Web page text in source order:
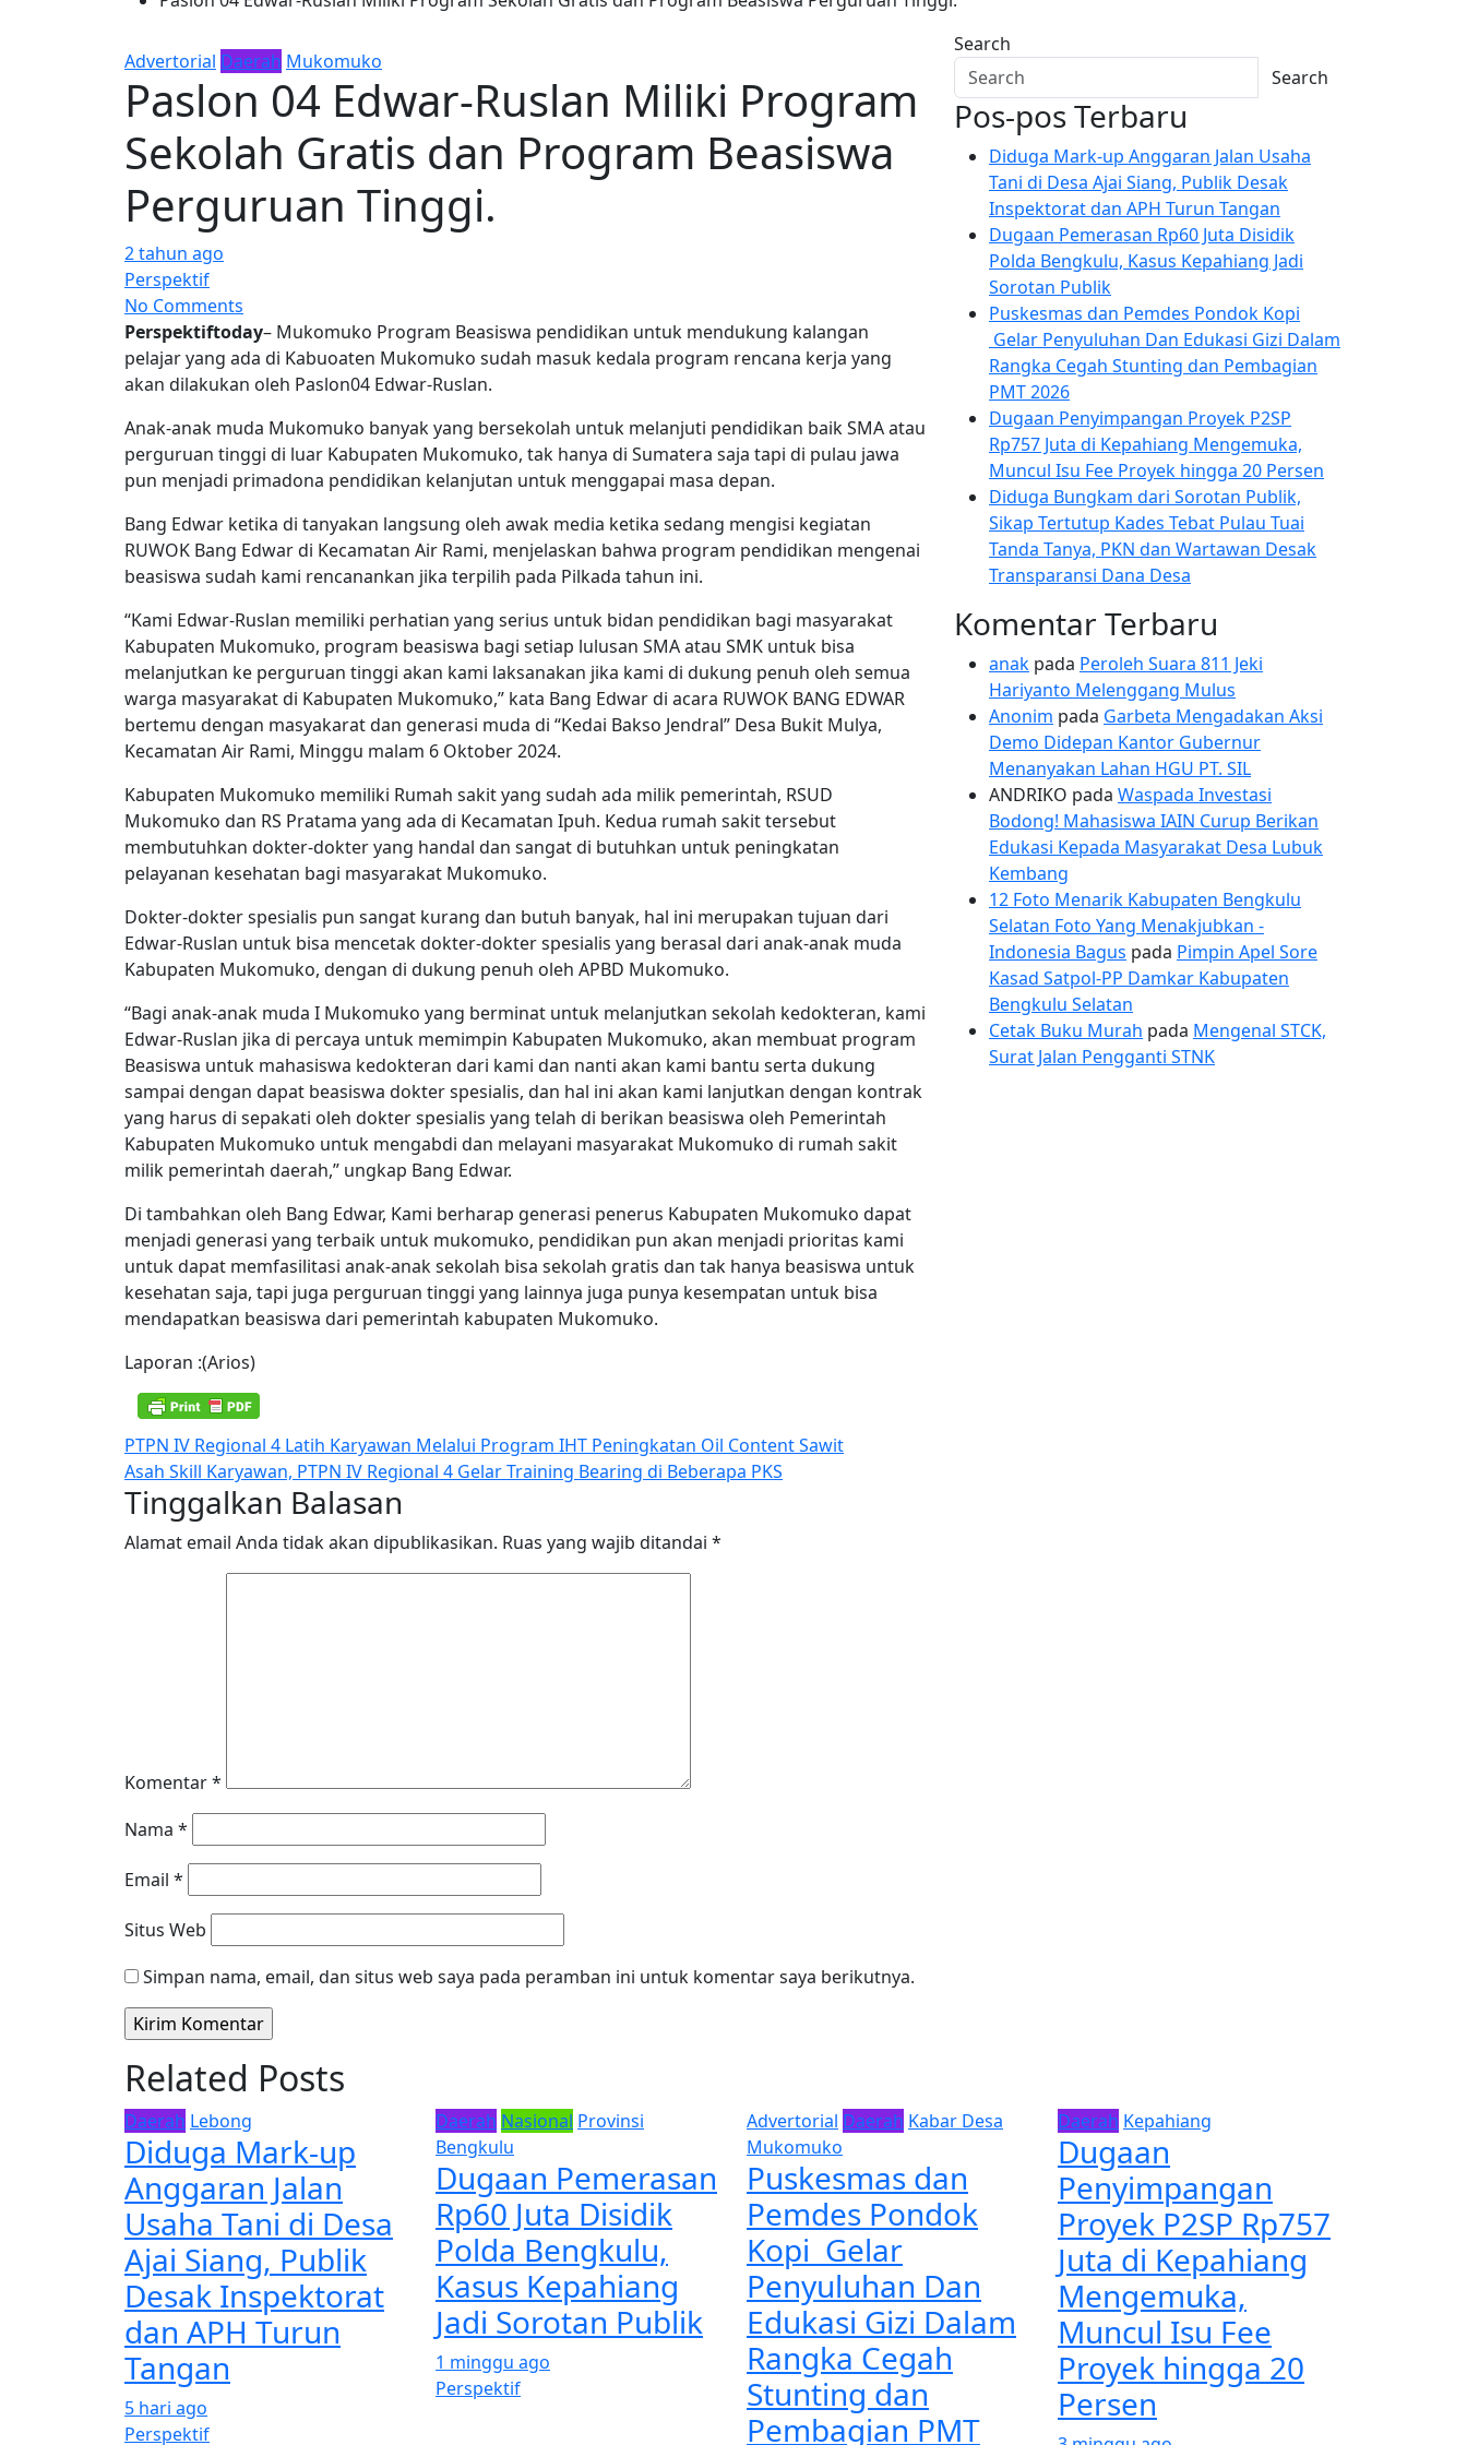
Advertorial Daerah Mukomuko
Paslon 04 Edwar-Ruslan Miliki Program
Sekolah Gratis dan Program Beasiswa
Perguruan Tinggi.
2 tahun ago
Perspektif
No Comments
Perspektiftoday– Mukomuko Program Beasiswa pendidikan untuk mendukung kalangan
pelajar yang ada di Kabuoaten Mukomuko sudah masuk kedala program rencana kerja yang
akan dilakukan oleh Paslon04 Edwar-Ruslan.
Anak-anak muda Mukomuko banyak yang bersekolah untuk melanjuti pendidikan baik SMA atau
perguruan tinggi di luar Kabupaten Mukomuko, tak hanya di Sumatera saja tapi di pulau jawa
pun menjadi primadona pendidikan kelanjutan untuk menggapai masa depan.
Bang Edwar ketika di tanyakan langsung oleh awak media ketika sedang mengisi kegiatan
RUWOK Bang Edwar di Kecamatan Air Rami, menjelaskan bahwa program pendidikan mengenai
beasiswa sudah kami rencanankan jika terpilih pada Pilkada tahun ini.
“Kami Edwar-Ruslan memiliki perhatian yang serius untuk bidan pendidikan bagi masyarakat
Kabupaten Mukomuko, program beasiswa bagi setiap lulusan SMA atau SMK untuk bisa
melanjutkan ke perguruan tinggi akan kami laksanakan jika kami di dukung penuh oleh semua
warga masyarakat di Kabupaten Mukomuko,” kata Bang Edwar di acara RUWOK BANG EDWAR
bertemu dengan masyakarat dan generasi muda di “Kedai Bakso Jendral” Desa Bukit Mulya,
Kecamatan Air Rami, Minggu malam 6 Oktober 2024.
Kabupaten Mukomuko memiliki Rumah sakit yang sudah ada milik pemerintah, RSUD
Mukomuko dan RS Pratama yang ada di Kecamatan Ipuh. Kedua rumah sakit tersebut
membutuhkan dokter-dokter yang handal dan sangat di butuhkan untuk peningkatan
pelayanan kesehatan bagi masyarakat Mukomuko.
Dokter-dokter spesialis pun sangat kurang dan butuh banyak, hal ini merupakan tujuan dari
Edwar-Ruslan untuk bisa mencetak dokter-dokter spesialis yang berasal dari anak-anak muda
Kabupaten Mukomuko, dengan di dukung penuh oleh APBD Mukomuko.
“Bagi anak-anak muda I Mukomuko yang berminat untuk melanjutkan sekolah kedokteran, kami
Edwar-Ruslan jika di percaya untuk memimpin Kabupaten Mukomuko, akan membuat program
Beasiswa untuk mahasiswa kedokteran dari kami dan nanti akan kami bantu serta dukung
sampai dengan dapat beasiswa dokter spesialis, dan hal ini akan kami lanjutkan dengan kontrak
yang harus di sepakati oleh dokter spesialis yang telah di berikan beasiswa oleh Pemerintah
Kabupaten Mukomuko untuk mengabdi dan melayani masyarakat Mukomuko di rumah sakit
milik pemerintah daerah,” ungkap Bang Edwar.
Di tambahkan oleh Bang Edwar, Kami berharap generasi penerus Kabupaten Mukomuko dapat
menjadi generasi yang terbaik untuk mukomuko, pendidikan pun akan menjadi prioritas kami
untuk dapat memfasilitasi anak-anak sekolah bisa sekolah gratis dan tak hanya beasiswa untuk
kesehatan saja, tapi juga perguruan tinggi yang lainnya juga punya kesempatan untuk bisa
mendapatkan beasiswa dari pemerintah kabupaten Mukomuko.
Laporan :(Arios)
Navigasi
pos
PTPN IV Regional 4 Latih Karyawan Melalui Program IHT Peningkatan Oil Content Sawit
Asah Skill Karyawan, PTPN IV Regional 4 Gelar Training Bearing di Beberapa PKS
Tinggalkan Balasan
Alamat email Anda tidak akan dipublikasikan. Ruas yang wajib ditandai *
Komentar*
Nama *
Email *
Situs Web
Simpan nama, email, dan situs web saya pada peramban ini untuk komentar saya berikutnya.
Search
Search
Pos-pos Terbaru
Diduga Mark-up Anggaran Jalan Usaha
Tani di Desa Ajai Siang, Publik Desak
Inspektorat dan APH Turun Tangan
Dugaan Pemerasan Rp60 Juta Disidik
Polda Bengkulu, Kasus Kepahiang Jadi
Sorotan Publik
Puskesmas dan Pemdes Pondok Kopi
Gelar Penyuluhan Dan Edukasi Gizi Dalam
Rangka Cegah Stunting dan Pembagian
PMT 2026
Dugaan Penyimpangan Proyek P2SP
Rp757 Juta di Kepahiang Mengemuka,
Muncul Isu Fee Proyek hingga 20 Persen
Diduga Bungkam dari Sorotan Publik,
Sikap Tertutup Kades Tebat Pulau Tuai
Tanda Tanya, PKN dan Wartawan Desak
Transparansi Dana Desa
Komentar Terbaru
anak pada Peroleh Suara 811 Jeki
Hariyanto Melenggang Mulus
Anonim pada Garbeta Mengadakan Aksi
Demo Didepan Kantor Gubernur
Menanyakan Lahan HGU PT. SIL
ANDRIKO pada Waspada Investasi
Bodong! Mahasiswa IAIN Curup Berikan
Edukasi Kepada Masyarakat Desa Lubuk
Kembang
12 Foto Menarik Kabupaten Bengkulu
Selatan Foto Yang Menakjubkan -
Indonesia Bagus pada Pimpin Apel Sore
Kasad Satpol-PP Damkar Kabupaten
Bengkulu Selatan
Cetak Buku Murah pada Mengenal STCK,
Surat Jalan Pengganti STNK
Related Posts
Daerah Lebong
Diduga Mark-up
Anggaran Jalan
Usaha Tani di Desa
Ajai Siang, Publik
Desak Inspektorat
dan APH Turun
Tangan
5 hari ago
Perspektif
Daerah Nasional Provinsi
Bengkulu
Dugaan Pemerasan
Rp60 Juta Disidik
Polda Bengkulu,
Kasus Kepahiang
Jadi Sorotan Publik
1 minggu ago
Perspektif
Advertorial Daerah Kabar Desa
Mukomuko
Puskesmas dan
Pemdes Pondok
Kopi Gelar
Penyuluhan Dan
Edukasi Gizi Dalam
Rangka Cegah
Stunting dan
Pembagian PMT
Daerah Kepahiang
Dugaan
Penyimpangan
Proyek P2SP Rp757
Juta di Kepahiang
Mengemuka,
Muncul Isu Fee
Proyek hingga 20
Persen